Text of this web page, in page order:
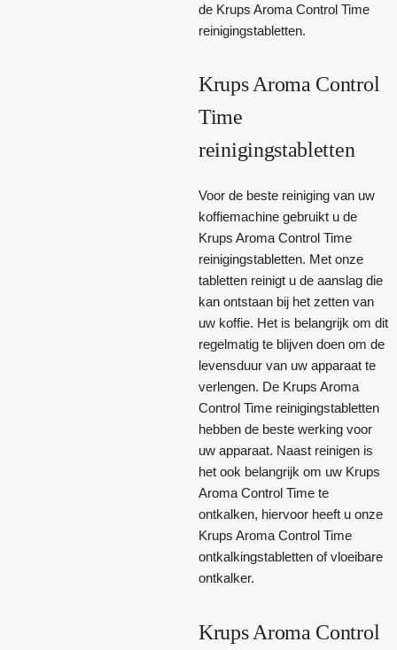
de Krups Aroma Control Time
reinigingstabletten.
Krups Aroma Control
Time
reinigingstabletten
Voor de beste reiniging van uw
koffiemachine gebruikt u de
Krups Aroma Control Time
reinigingstabletten. Met onze
tabletten reinigt u de aanslag die
kan ontstaan bij het zetten van
uw koffie. Het is belangrijk om dit
regelmatig te blijven doen om de
levensduur van uw apparaat te
verlengen. De Krups Aroma
Control Time reinigingstabletten
hebben de beste werking voor
uw apparaat. Naast reinigen is
het ook belangrijk om uw Krups
Aroma Control Time te
ontkalken, hiervoor heeft u onze
Krups Aroma Control Time
ontkalkingstabletten of vloeibare
ontkalker.
Krups Aroma Control